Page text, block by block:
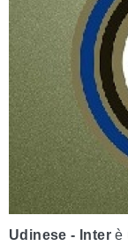
Udinese - Inter è